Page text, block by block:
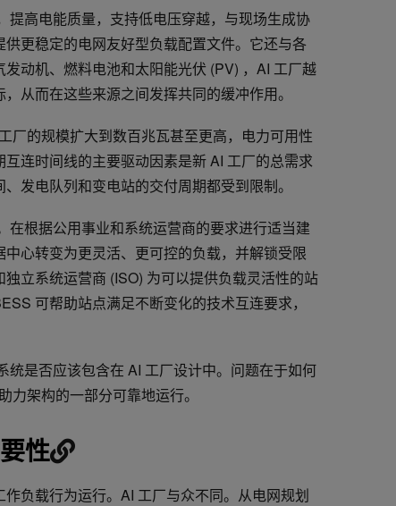
高电能质量，支持低电压穿越，与现场生成协
更稳定的电网友好型负载配置文件。它还与各
动机、燃料电池和太阳能光伏 (PV) ，AI 工厂越
从而在这些来源之间发挥共同的缓冲作用。
厂的规模扩大到数百兆瓦甚至更高，电力可用性
连时间线的主要驱动因素是新 AI 工厂的总需求
发电队列和变电站的交付周期都受到限制。
根据公用事业和系统运营商的要求进行适当建
心转变为更灵活、更可控的负载，并解锁受限
立系统运营商 (ISO) 为可以提供负载灵活性的站
可帮助站点满足不断变化的技术互连要求，
是否应该包含在 AI 工厂设计中。问题在于如何
架构的一部分可靠地运行。
性
负载行为运行。AI 工厂与众不同。从电网规划